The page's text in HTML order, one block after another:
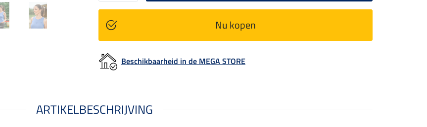
Nu kopen
Beschikbaarheid in de MEGA STORE
ARTIKELBESCHRIJVING